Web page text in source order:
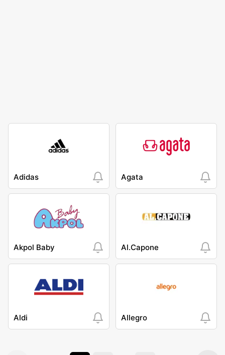
Adidas Agata
Akpol Baby Al.Capone
Aldi Allegro